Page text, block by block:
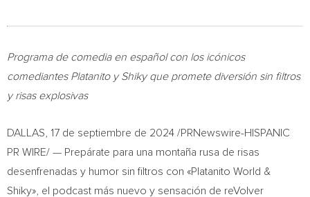
Programa de comedia en español con los icónicos
comediantes Platanito y Shiky que promete diversión sin filtros
y risas explosivas
DALLAS 17 de septiembre de 2024 /PRNewswire-HISPANIC
PR WIRE/ — Prepárate para una montaña rusa de risas
desenfrenadas y humor sin filtros con «Platanito World &
Shiky», el podcast más nuevo y sensación de reVolver